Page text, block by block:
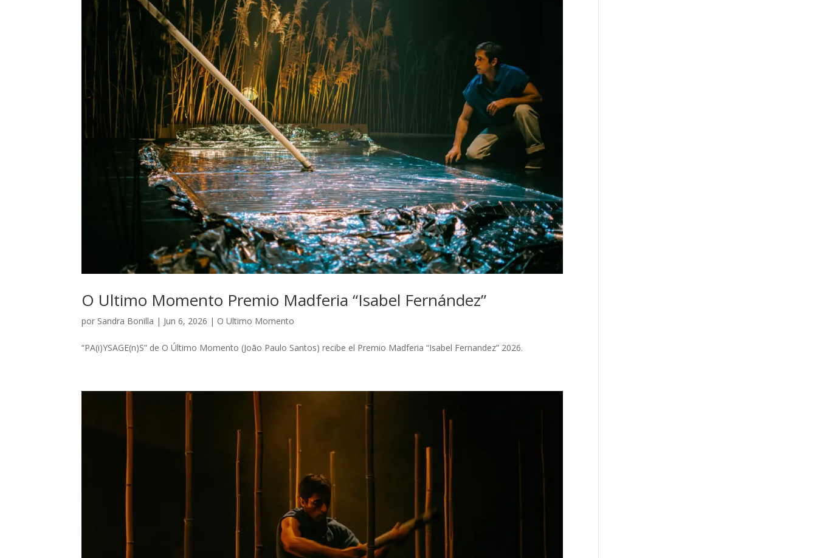
O Ultimo Momento Premio Madferia “Isabel Fernández”
por Sandra Bonilla | Jun 6, 2026 | O Ultimo Momento
“PA(i)YSAGE(n)S” de O Último Momento (João Paulo Santos) recibe el Premio Madferia “Isabel Fernandez” 2026.